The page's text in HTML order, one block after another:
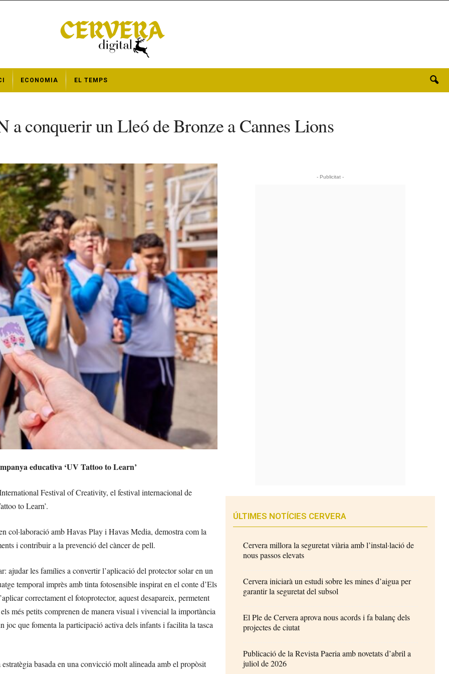
ECONOMIA EL TEMPS
conquerir un Lleó de Bronze a Cannes Lions
educativa ‘UV Tattoo to Learn’
Festival of Creativity, el festival internacional de
to Learn’.
col·laboració amb Havas Play i Havas Media, demostra com la
i contribuir a la prevenció del càncer de pell.
ajudar les famílies a convertir l’aplicació del protector solar en un
temporal imprès amb tinta fotosensible inspirat en el conte d’Els
correctament el fotoprotector, aquest desapareix, permetent
més petits comprenen de manera visual i vivencial la importància
joc que fomenta la participació activa dels infants i facilita la tasca
basada en una convicció molt alineada amb el propòsit
- Publicitat -
ÚLTIMES NOTÍCIES CERVERA
Cervera millora la seguretat viària amb l’instal·lació de
nous passos elevats
Cervera iniciarà un estudi sobre les mines d’aigua per
garantir la seguretat del subsol
El Ple de Cervera aprova nous acords i fa balanç dels
projectes de ciutat
Publicació de la Revista Paeria amb novetats d’abril a
juliol de 2026